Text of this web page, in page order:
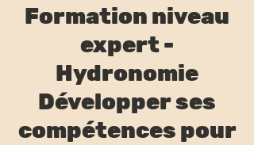
Formation niveau
expert -
Hydronomie
Développer ses
compétences pour